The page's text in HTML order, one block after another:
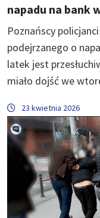
napadu na bank
Poznańscy
podejrzanego o
latek jest
miało dojść we
23 kwietnia 2026